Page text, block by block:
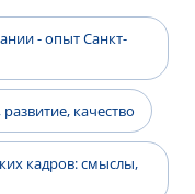
- опыт Санкт-
качество
кадров: смыслы,